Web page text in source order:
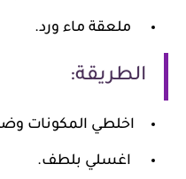
ملعقة ماء ورد.
الطريقة:
اخلطي المكونات وضعيها
اغسلي بلطف.